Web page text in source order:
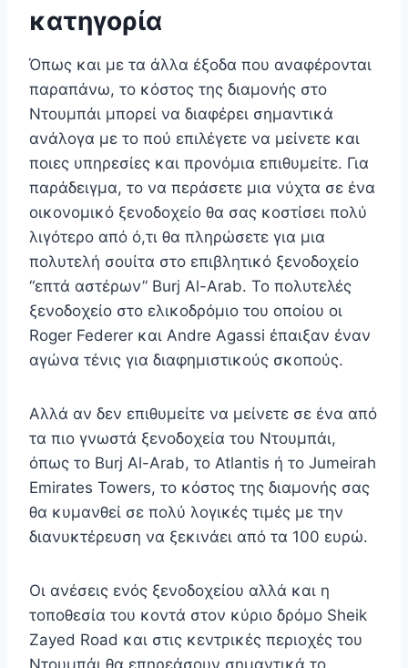
κατηγορία
Όπως και με τα άλλα έξοδα που αναφέρονται
παραπάνω, το κόστος της διαμονής στο
Ντουμπάι μπορεί να διαφέρει σημαντικά
ανάλογα με το πού επιλέγετε να μείνετε και
ποιες υπηρεσίες και προνόμια επιθυμείτε. Για
παράδειγμα, το να περάσετε μια νύχτα σε ένα
οικονομικό ξενοδοχείο θα σας κοστίσει πολύ
λιγότερο από ό,τι θα πληρώσετε για μια
πολυτελή σουίτα στο επιβλητικό ξενοδοχείο
“επτά αστέρων” Burj Al-Arab. Το πολυτελές
ξενοδοχείο στο ελικοδρόμιο του οποίου οι
Roger Federer και Andre Agassi έπαιξαν έναν
αγώνα τένις για διαφημιστικούς σκοπούς.
Αλλά αν δεν επιθυμείτε να μείνετε σε ένα από
τα πιο γνωστά ξενοδοχεία του Ντουμπάι,
όπως το Burj Al-Arab, το Atlantis ή το Jumeirah
Emirates Towers, το κόστος της διαμονής σας
θα κυμανθεί σε πολύ λογικές τιμές με την
διανυκτέρευση να ξεκινάει από τα 100 ευρώ.
Οι ανέσεις ενός ξενοδοχείου αλλά και η
τοποθεσία του κοντά στον κύριο δρόμο Sheik
Zayed Road και στις κεντρικές περιοχές του